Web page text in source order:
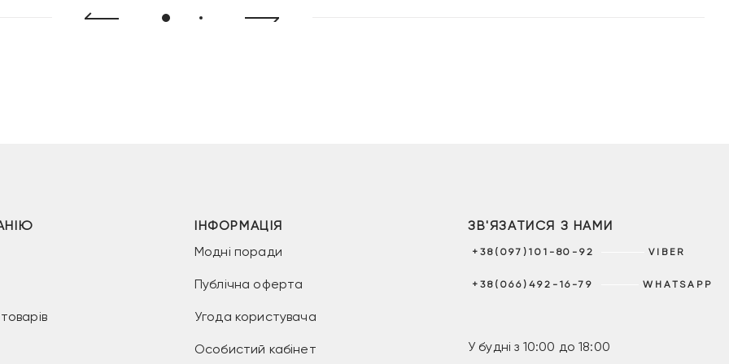
ІНФОРМАЦІЯ
Модні поради
Публічна оферта
Угода користувача
Особистий кабінет
ЗВ'ЯЗАТИСЯ З НАМИ
+38(097)101-80-92 VIBER
+38(066)492-16-79 WHATSAPP
У будні з 10:00 до 18:00